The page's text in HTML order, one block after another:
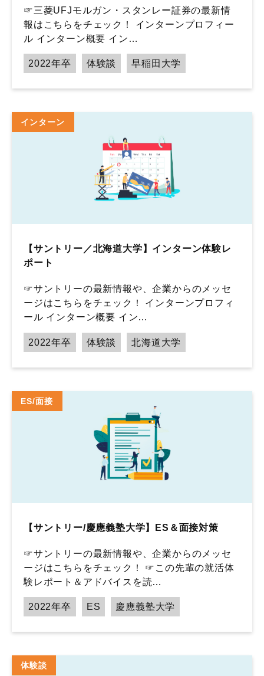
☞三菱UFJモルガン・スタンレー証券の最新情
報はこちらをチェック！ インターンプロフィー
ル インターン概要 イン…
2022年卒 体験談 早稲田大学
インターン
【サントリー／北海道大学】インターン体験レ
ポート
☞サントリーの最新情報や、企業からのメッセ
ージはこちらをチェック！ インターンプロフィ
ール インターン概要 イン…
2022年卒 体験談 北海道大学
ES/面接
【サントリー/慶應義塾大学】ES＆面接対策
☞サントリーの最新情報や、企業からのメッセ
ージはこちらをチェック！ ☞この先輩の就活体
験レポート＆アドバイスを読…
2022年卒 ES 慶應義塾大学
体験談